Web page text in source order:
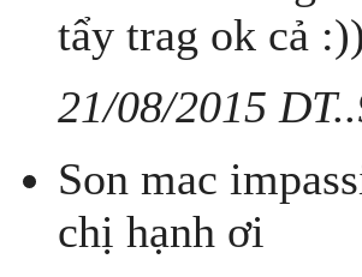
tẩy trag ok cả
21/08/2015
Son mac
chị hạnh ơi